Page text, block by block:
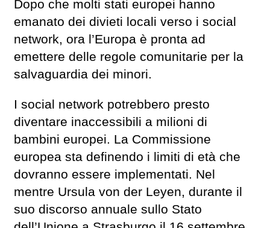
Dopo che molti stati europei hanno
emanato dei divieti locali verso i social
network, ora l’Europa è pronta ad
emettere delle regole comunitarie per la
salvaguardia dei minori.
I social network potrebbero presto
diventare inaccessibili a milioni di
bambini europei. La Commissione
europea sta definendo i limiti di età che
dovranno essere implementati. Nel
mentre Ursula von der Leyen, durante il
suo discorso annuale sullo Stato